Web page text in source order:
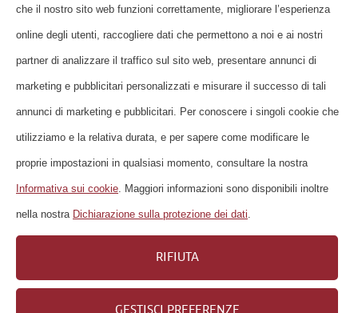
CONTATTO
FAQ
NEWSLETTER
CONDIZIONI DI UTILIZZO
DICHIARAZIONE SULLA PROTEZIONE
che il nostro sito web funzioni correttamente, migliorare l’esperienza
online degli utenti, raccogliere dati che permettono a noi e ai nostri
partner di analizzare il traffico sul sito web, presentare annunci di
marketing e pubblicitari personalizzati e misurare il successo di tali
annunci di marketing e pubblicitari. Per conoscere i singoli cookie che
utilizziamo e la relativa durata, e per sapere come modificare le
proprie impostazioni in qualsiasi momento, consultare la nostra
Informativa sui cookie. Maggiori informazioni sono disponibili inoltre
nella nostra Dichiarazione sulla protezione dei dati.
RIFIUTA
GESTISCI PREFERENZE